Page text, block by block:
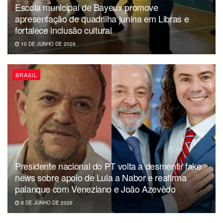
Escola municipal de Bayeux promove
apresentação de quadrilha junina em Libras e
fortalece inclusão cultural
10 DE JUNHO DE 2026
BRASIL
Presidente nacional do PT volta a desmentir fake
news sobre apoio de Lula a Nabor e reafirma
palanque com Veneziano e João Azevêdo
8 DE JUNHO DE 2026